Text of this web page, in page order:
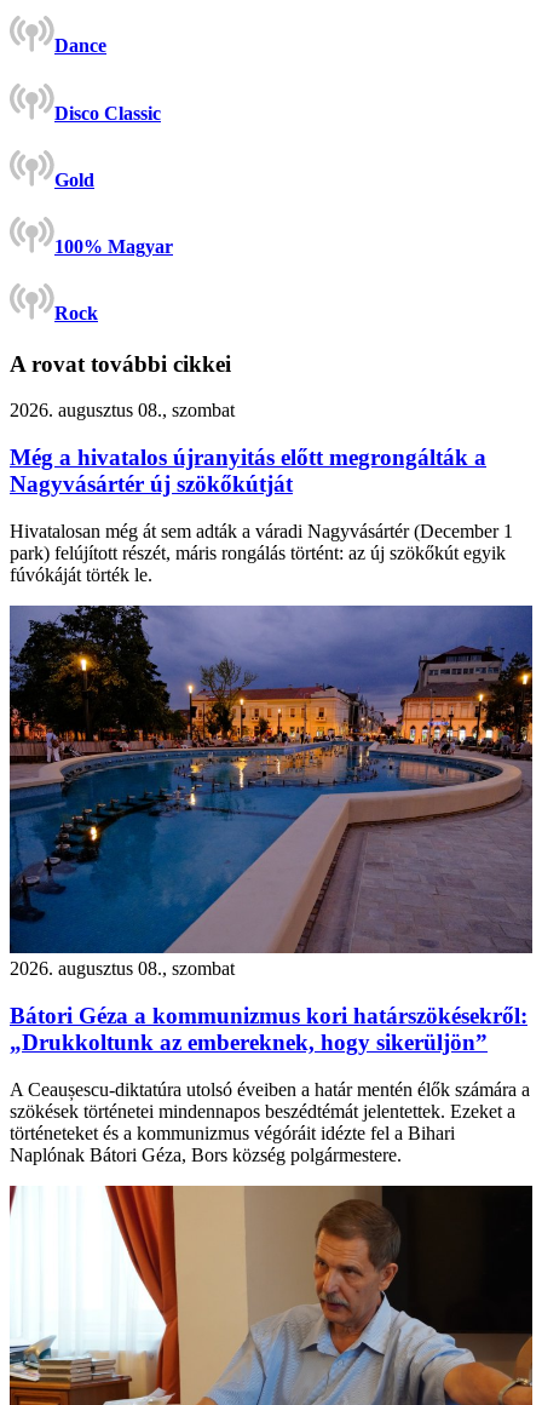
Dance
Disco Classic
Gold
100% Magyar
Rock
A rovat további cikkei
2026. augusztus 08., szombat
Még a hivatalos újranyitás előtt megrongálták a
Nagyvásártér új szökőkútját
Hivatalosan még át sem adták a váradi Nagyvásártér (December 1
park) felújított részét, máris rongálás történt: az új szökőkút egyik
fúvókáját törték le.
2026. augusztus 08., szombat
Bátori Géza a kommunizmus kori határszökésekről:
„Drukkoltunk az embereknek, hogy sikerüljön”
A Ceaușescu-diktatúra utolsó éveiben a határ mentén élők számára a
szökések történetei mindennapos beszédtémát jelentettek. Ezeket a
történeteket és a kommunizmus végóráit idézte fel a Bihari
Naplónak Bátori Géza, Bors község polgármestere.